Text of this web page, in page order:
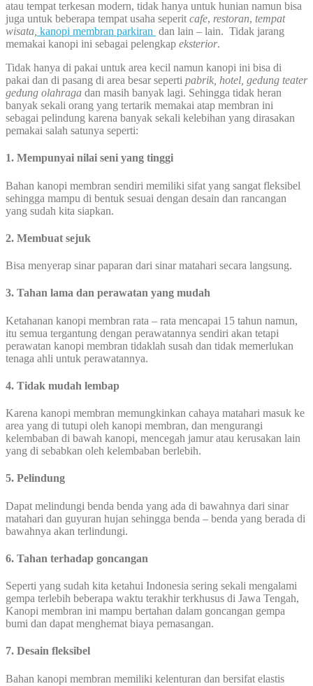
atau tempat terkesan modern, tidak hanya untuk hunian namun bisa
juga untuk beberapa tempat usaha seperit cafe, restoran, tempat
wisata, kanopi membran parkiran dan lain – lain. Tidak jarang
memakai kanopi ini sebagai pelengkap eksterior.
Tidak hanya di pakai untuk area kecil namun kanopi ini bisa di
pakai dan di pasang di area besar seperti pabrik, hotel, gedung teater
gedung olahraga dan masih banyak lagi. Sehingga tidak heran
banyak sekali orang yang tertarik memakai atap membran ini
sebagai pelindung karena banyak sekali kelebihan yang dirasakan
pemakai salah satunya seperti:
1. Mempunyai nilai seni yang tinggi
Bahan kanopi membran sendiri memiliki sifat yang sangat fleksibel
sehingga mampu di bentuk sesuai dengan desain dan rancangan
yang sudah kita siapkan.
2. Membuat sejuk
Bisa menyerap sinar paparan dari sinar matahari secara langsung.
3. Tahan lama dan perawatan yang mudah
Ketahanan kanopi membran rata – rata mencapai 15 tahun namun,
itu semua tergantung dengan perawatannya sendiri akan tetapi
perawatan kanopi membran tidaklah susah dan tidak memerlukan
tenaga ahli untuk perawatannya.
4. Tidak mudah lembap
Karena kanopi membran memungkinkan cahaya matahari masuk ke
area yang di tutupi oleh kanopi membran, dan mengurangi
kelembaban di bawah kanopi, mencegah jamur atau kerusakan lain
yang di sebabkan oleh kelembaban berlebih.
5. Pelindung
Dapat melindungi benda benda yang ada di bawahnya dari sinar
matahari dan guyuran hujan sehingga benda – benda yang berada di
bawahnya akan terlindungi.
6. Tahan terhadap goncangan
Seperti yang sudah kita ketahui Indonesia sering sekali mengalami
gempa terlebih beberapa waktu terakhir terkhusus di Jawa Tengah,
Kanopi membran ini mampu bertahan dalam goncangan gempa
bumi dan dapat menghemat biaya pemasangan.
7. Desain fleksibel
Bahan kanopi membran memiliki kelenturan dan bersifat elastis